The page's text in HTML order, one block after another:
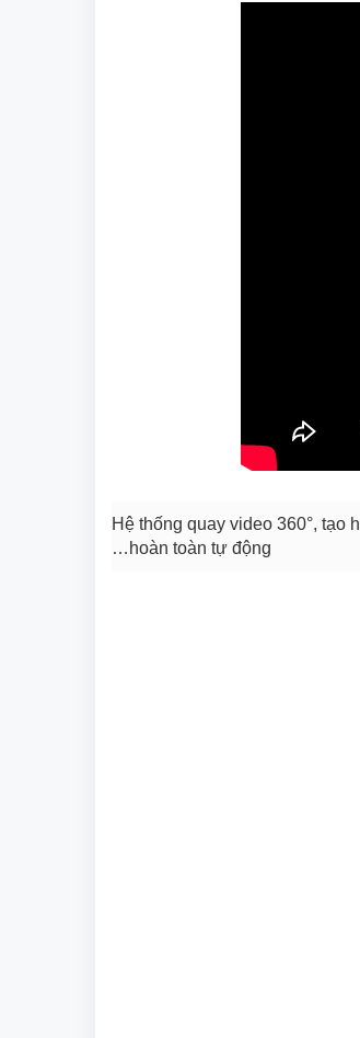
Hệ thống quay video 360°, tạo
…hoàn toàn tự động